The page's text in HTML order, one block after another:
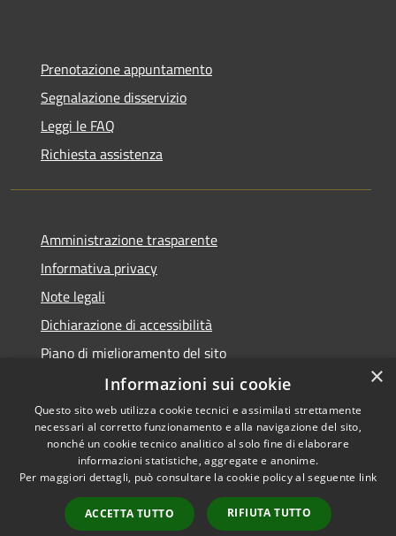
Prenotazione appuntamento
Segnalazione disservizio
Leggi le FAQ
Richiesta assistenza
Amministrazione trasparente
Informativa privacy
Note legali
Dichiarazione di accessibilità
Piano di miglioramento del sito
Accessibilità
Privacy
Mappa del sito
Copyright © 2026 • Comune di
Baiso • Powered by
Municipium•Accesso
redazione
×
Informazioni sui cookie
Questo sito web utilizza cookie tecnici e assimilati strettamente
necessari al corretto funzionamento e alla navigazione del sito,
nonché un cookie tecnico analitico al solo fine di elaborare
informazioni statistiche, aggregate e anonime.
Per maggiori dettagli, può consultare la cookie policy al seguente link
ACCETTA TUTTO RIFIUTA TUTTO